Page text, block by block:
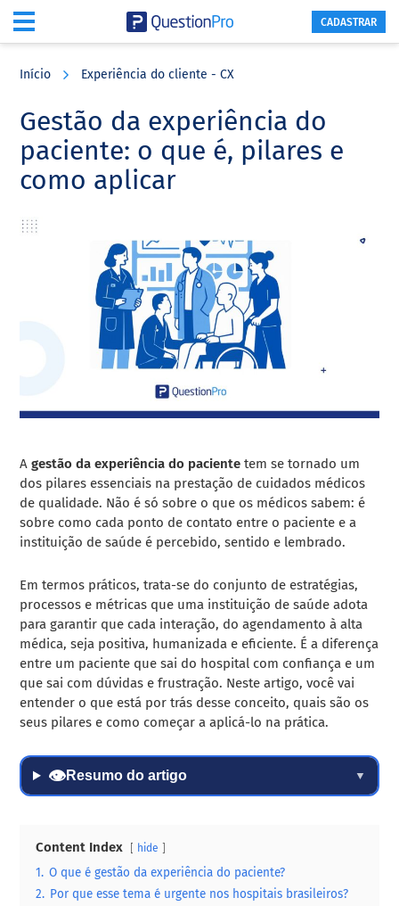
content
sidebar
CADASTRAR
Início Experiência do cliente - CX
Gestão da experiência do
paciente: o que é, pilares e
como aplicar
Agestão da experiência do paciente tem se tornado um
dos pilares essenciais na prestação de cuidados médicos
de qualidade. Não é só sobre o que os médicos sabem: é
sobre como cada ponto de contato entre o paciente e a
instituição de saúde é percebido, sentido e lembrado.
Em termos práticos, trata-se do conjunto de estratégias,
processos e métricas que uma instituição de saúde adota
para garantir que cada interação, do agendamento à alta
médica, seja positiva, humanizada e eficiente. É a diferença
entre um paciente que sai do hospital com confiança e um
que sai com dúvidas e frustração. Neste artigo, você vai
entender o que está por trás desse conceito, quais são os
seus pilares e como começar a aplicá-lo na prática.
👁Resumo do artigo ▼
Content Index hide
1. O que é gestão da experiência do paciente?
2. Por que esse tema é urgente nos hospitais brasileiros?